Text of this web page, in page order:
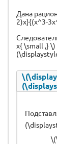
Дана
2)x}{(x^3-
x{ \small ,}